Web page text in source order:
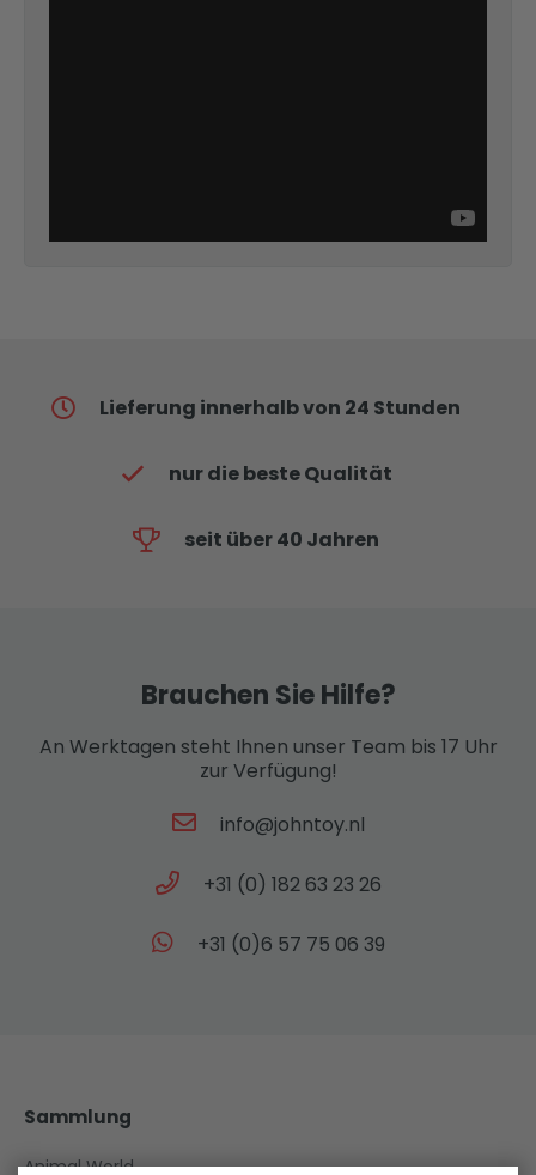
Lieferung innerhalb von 24 Stunden
nur die beste Qualität
seit über 40 Jahren
Brauchen Sie Hilfe?
An Werktagen steht Ihnen unser Team bis 17 Uhr
zur Verfügung!
info@johntoy.nl
+31 (0) 182 63 23 26
+31 (0)6 57 75 06 39
Sammlung
Animal World